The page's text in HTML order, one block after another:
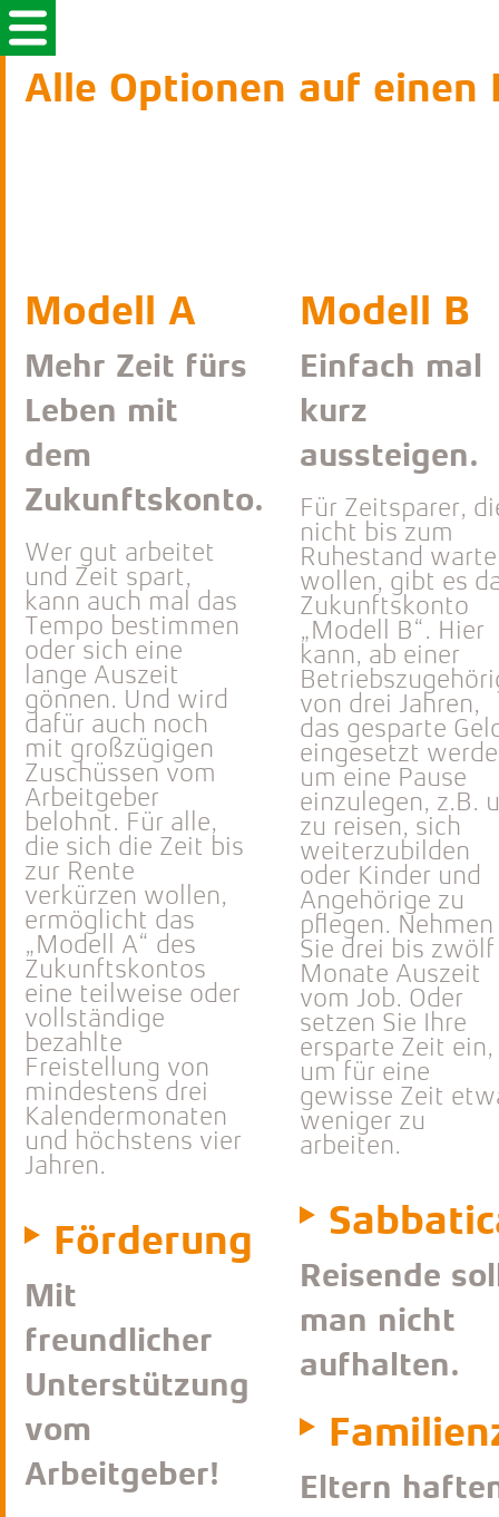
Alle Optionen auf einen
Modell A
Mehr Zeit fürs
Leben mit
dem
Zukunftskonto.
Wer gut arbeitet
und Zeit spart,
kann auch mal das
Tempo bestimmen
oder sich eine
lange Auszeit
gönnen. Und wird
dafür auch noch
mit großzügigen
Zuschüssen vom
Arbeitgeber
belohnt. Für alle,
die sich die Zeit bis
zur Rente
verkürzen wollen,
ermöglicht das
„Modell A“ des
Zukunftskontos
eine teilweise oder
vollständige
bezahlte
Freistellung von
mindestens drei
Kalendermonaten
und höchstens vier
Jahren.
Förderung
Mit
freundlicher
Unterstützung
vom
Arbeitgeber!
Modell B
Einfach mal
kurz
aussteigen.
Für Zeitsparer,
nicht bis zum
Ruhestand
wollen, gibt es
Zukunftskonto
„Modell B“. Hier
kann, ab einer
von drei Jahren,
das gesparte
eingesetzt
um eine Pause
einzulegen, z.B.
zu reisen, sich
weiterzubilden
oder Kinder und
Angehörige zu
pflegen. Nehmen
Sie drei bis zwölf
Monate Auszeit
vom Job. Oder
setzen Sie Ihre
ersparte Zeit ein,
um für eine
gewisse Zeit
weniger zu
arbeiten.
Reisende
man nicht
aufhalten.
Eltern